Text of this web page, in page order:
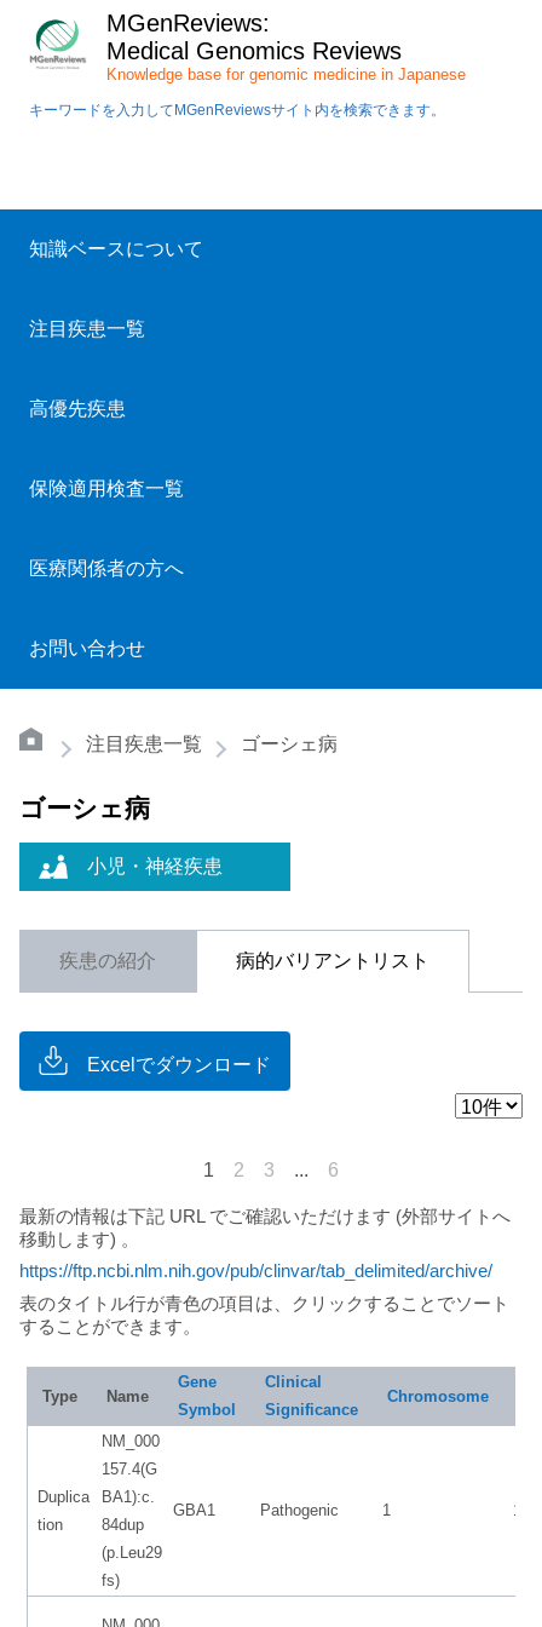
MGenReviews:
Medical Genomics Reviews
Knowledge base for genomic medicine in Japanese
キーワードを入力してMGenReviewsサイト内を検索できます。
知識ベースについて
注目疾患一覧
高優先疾患
保険適用検査一覧
医療関係者の方へ
お問い合わせ
注目疾患一覧 ゴーシェ病
ゴーシェ病
小児・神経疾患
疾患の紹介 病的バリアントリスト
Excelでダウンロード
1 2 3 ... 6
最新の情報は下記 URL でご確認いただけます (外部サイトへ
移動します) 。
https://ftp.ncbi.nlm.nih.gov/pub/clinvar/tab_delimited/archive/
表のタイトル行が青色の項目は、クリックすることでソート
することができます。
Type Name
Gene
Symbol
Clinical
Significance
Chromosome
Duplica
tion
NM_000
157.4(G
BA1):c.
84dup
(p.Leu29
fs)
GBA1 Pathogenic 1